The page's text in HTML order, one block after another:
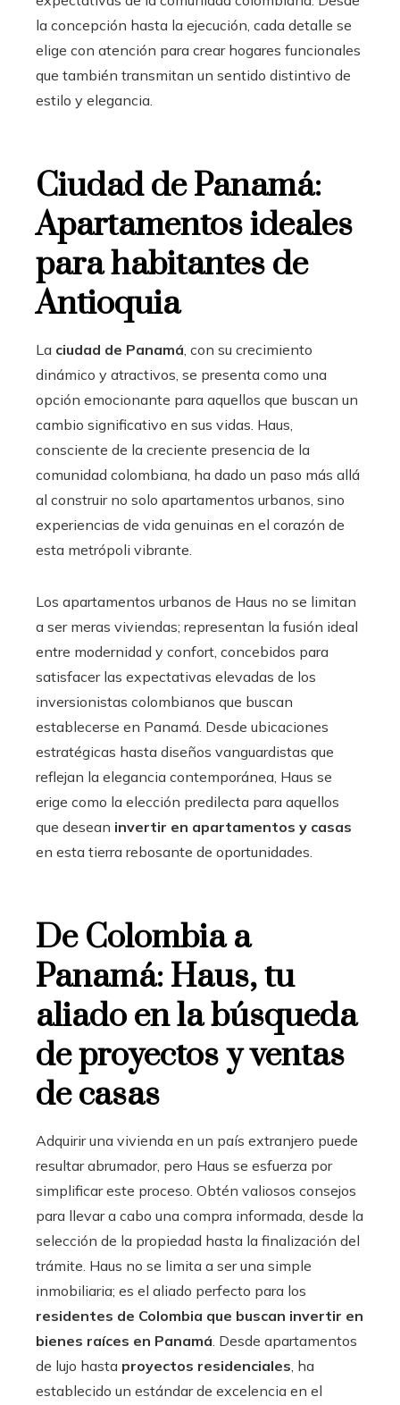
la concepción hasta la ejecución, cada detalle se
elige con atención para crear hogares funcionales
que también transmitan un sentido distintivo de
estilo y elegancia.
Ciudad de Panamá:
Apartamentos ideales
para habitantes de
Antioquia
La ciudad de Panamá , con su crecimiento
dinámico y atractivos, se presenta como una
opción emocionante para aquellos que buscan un
cambio significativo en sus vidas. Haus,
consciente de la creciente presencia de la
comunidad colombiana, ha dado un paso más allá
al construir no solo apartamentos urbanos, sino
experiencias de vida genuinas en el corazón de
esta metrópoli vibrante.
Los apartamentos urbanos de Haus no se limitan
a ser meras viviendas; representan la fusión ideal
entre modernidad y confort, concebidos para
satisfacer las expectativas elevadas de los
inversionistas colombianos que buscan
establecerse en Panamá. Desde ubicaciones
estratégicas hasta diseños vanguardistas que
reflejan la elegancia contemporánea, Haus se
erige como la elección predilecta para aquellos
que desean invertir en apartamentos y casas
en esta tierra rebosante de oportunidades.
De Colombia a
Panamá: Haus, tu
aliado en la búsqueda
de proyectos y ventas
de casas
Adquirir una vivienda en un país extranjero puede
resultar abrumador, pero Haus se esfuerza por
simplificar este proceso. Obtén valiosos consejos
para llevar a cabo una compra informada, desde la
selección de la propiedad hasta la finalización del
trámite. Haus no se limita a ser una simple
inmobiliaria; es el aliado perfecto para los
residentes de Colombia que buscan invertir en
bienes raíces en Panamá . Desde apartamentos
de lujo hasta proyectos residenciales , ha
establecido un estándar de excelencia en el